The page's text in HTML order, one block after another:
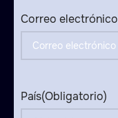
Correo electrónico
País(Obligatorio)